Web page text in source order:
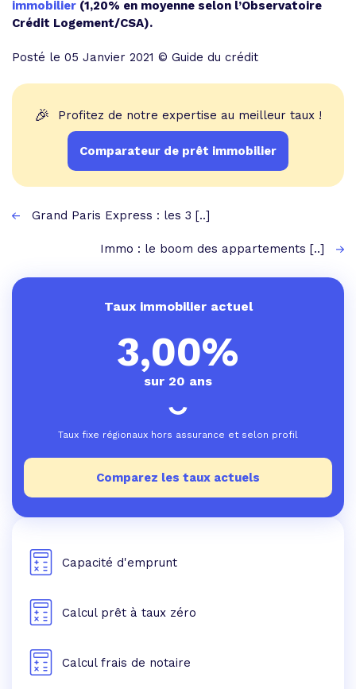
immobilier (1,20% en moyenne selon l’Observatoire
Crédit Logement/CSA).
Posté le 05 Janvier 2021 © Guide du crédit
🎉 Profitez de notre expertise au meilleur taux !
Comparateur de prêt immobilier
Grand Paris Express : les 3 [..]
Immo : le boom des appartements [..]
Taux immobilier actuel
3,00%
sur 20 ans
Taux fixe régionaux hors assurance et selon profil
Comparez les taux actuels
Capacité d'emprunt
Calcul prêt à taux zéro
Calcul frais de notaire